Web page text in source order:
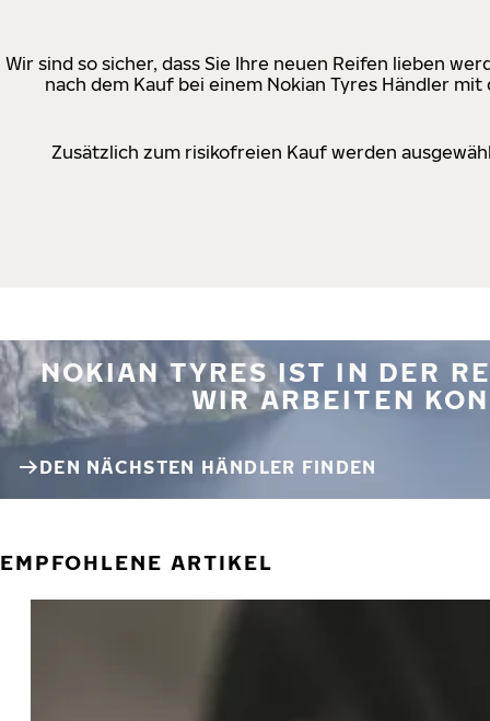
Wir sind so sicher, dass Sie Ihre neuen Reifen lieben
nach dem Kauf bei einem Nokian Tyres Händler
Zusätzlich zum risikofreien Kauf werden
NOKIAN TYRES IST IN DER
WIR ARBEITEN
DEN NÄCHSTEN HÄNDLER FINDEN
EMPFOHLENE ARTIKEL